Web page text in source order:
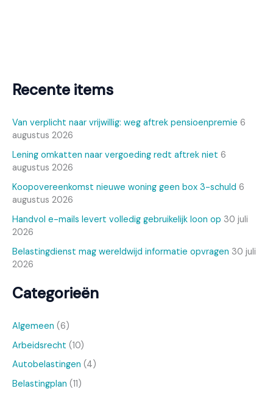
Recente items
Van verplicht naar vrijwillig: weg aftrek pensioenpremie 6
augustus 2026
Lening omkatten naar vergoeding redt aftrek niet 6
augustus 2026
Koopovereenkomst nieuwe woning geen box 3-schuld 6
augustus 2026
Handvol e-mails levert volledig gebruikelijk loon op 30 juli
2026
Belastingdienst mag wereldwijd informatie opvragen 30 juli
2026
Categorieën
Algemeen (6)
Arbeidsrecht (10)
Autobelastingen (4)
Belastingplan (11)